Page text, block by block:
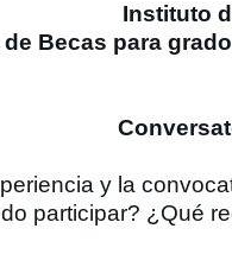
Instituto
de Becas para
y la
participar? ¿Qué